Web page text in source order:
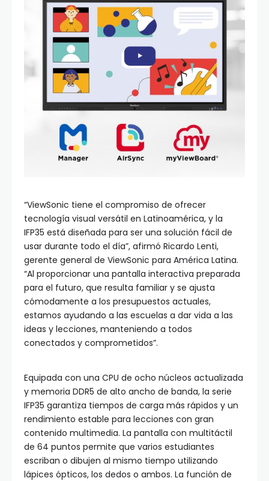
“ViewSonic tiene el compromiso de ofrecer
tecnología visual versátil en Latinoamérica, y la
IFP35 está diseñada para ser una solución fácil de
usar durante todo el día”, afirmó Ricardo Lenti,
gerente general de ViewSonic para América Latina.
“Al proporcionar una pantalla interactiva preparada
para el futuro, que resulta familiar y se ajusta
cómodamente a los presupuestos actuales,
estamos ayudando a las escuelas a dar vida a las
ideas y lecciones, manteniendo a todos
conectados y comprometidos”.
Equipada con una CPU de ocho núcleos actualizada
y memoria DDR5 de alto ancho de banda, la serie
IFP35 garantiza tiempos de carga más rápidos y un
rendimiento estable para lecciones con gran
contenido multimedia. La pantalla con multitáctil
de 64 puntos permite que varios estudiantes
escriban o dibujen al mismo tiempo utilizando
lápices ópticos, los dedos o ambos. La función de